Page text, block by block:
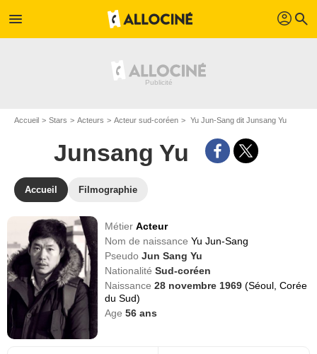
menu profil search
Accueil Stars Acteurs Acteur sud-coréen Yu Jun-Sang dit Junsang Yu
Junsang Yu
Accueil Filmographie
MétierActeur
Nom de naissanceYu Jun-Sang
PseudoJun Sang Yu
NationalitéSud-coréen
Naissance28 novembre 1969(Séoul, Corée
du Sud)
Age56 ans